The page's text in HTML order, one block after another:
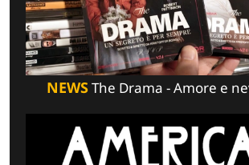
NEWSThe Drama - Amore e